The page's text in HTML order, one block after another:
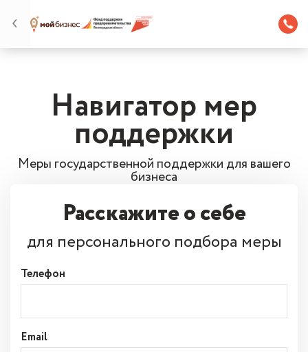
Навигатор мер
поддержки
Меры государственной поддержки для вашего
бизнеса
Расскажите о себе
для персонального подбора меры
Телефон
Email